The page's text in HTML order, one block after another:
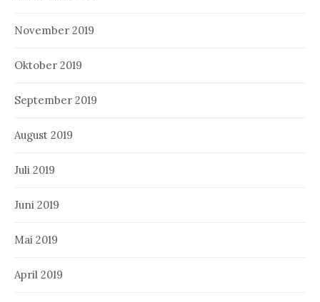
November 2019
Oktober 2019
September 2019
August 2019
Juli 2019
Juni 2019
Mai 2019
April 2019